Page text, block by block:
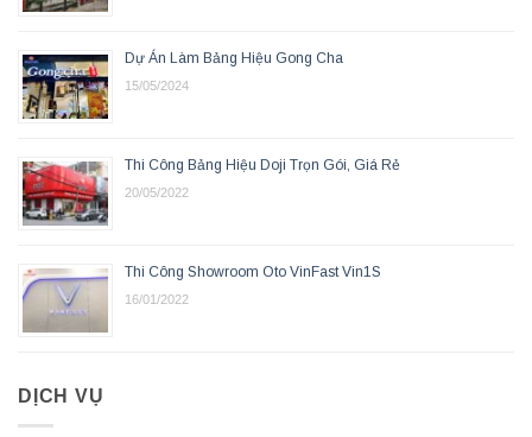
Dự Án Làm Bảng Hiệu Gong Cha
15/05/2024
Thi Công Bảng Hiệu Doji Trọn Gói, Giá Rẻ
20/05/2022
Thi Công Showroom Oto VinFast Vin1S
16/01/2022
DỊCH VỤ